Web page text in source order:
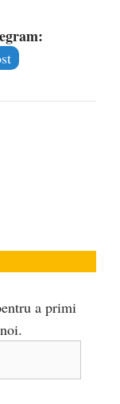
a primi